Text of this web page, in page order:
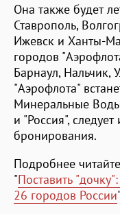
Она также будет
Ставрополь,
Ижевск и Ханты-
городов
Барнаул, Нальчик,
"Аэрофлота"
Минеральные Воды
и "Россия",
бронирования.
Подробнее
"Поставить
26 городов России